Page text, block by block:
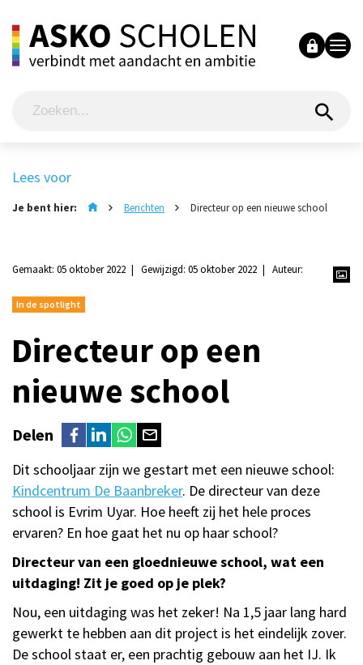
Lees voor
Je bent hier: Berichten Directeur op een nieuwe school
Gemaakt: 05 oktober 2022 Gewijzigd: 05 oktober 2022 Auteur:
In de spotlight
Directeur op een
nieuwe school
Delen
Dit schooljaar zijn we gestart met een nieuwe school:
Kindcentrum De Baanbreker. De directeur van deze
school is Evrim Uyar. Hoe heeft zij het hele proces
ervaren? En hoe gaat het nu op haar school?
Directeur van een gloednieuwe school, wat een
uitdaging! Zit je goed op je plek?
Nou, een uitdaging was het zeker! Na 1,5 jaar lang hard
gewerkt te hebben aan dit project is het eindelijk zover.
De school staat er, een prachtig gebouw aan het IJ. Ik